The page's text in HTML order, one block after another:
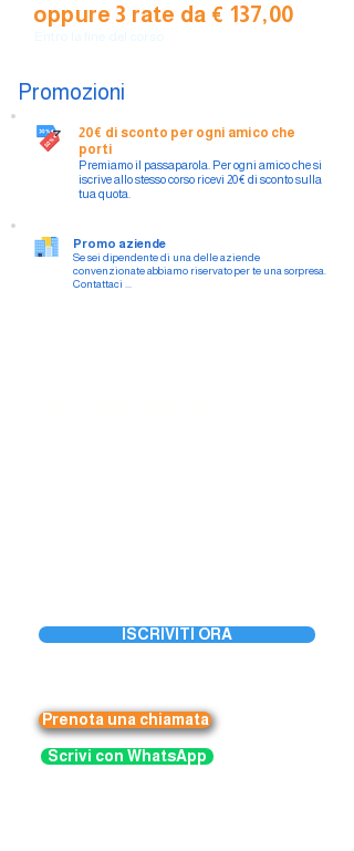
oppure 3 rate da € 137,00
Promozioni
20€ di sconto per ogni amico che
porti
Premiamo il passaparola. Per ogni amico che si
iscrive allo stesso corso ricevi 20€ di sconto sulla
tua quota.
Promo aziende
Se sei dipendente di una delle aziende
convenzionate abbiamo riservato per te una sorpresa.
Contattaci ...
ISCRIVITI ORA
Prenota una chiamata
Scrivi con WhatsApp